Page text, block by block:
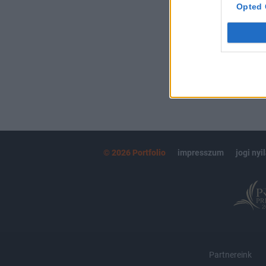
Opted
MÁR
© 2026 Portfolio impresszum jogi
Partnereink